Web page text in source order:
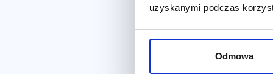
uzyskanymi podczas
Odmowa